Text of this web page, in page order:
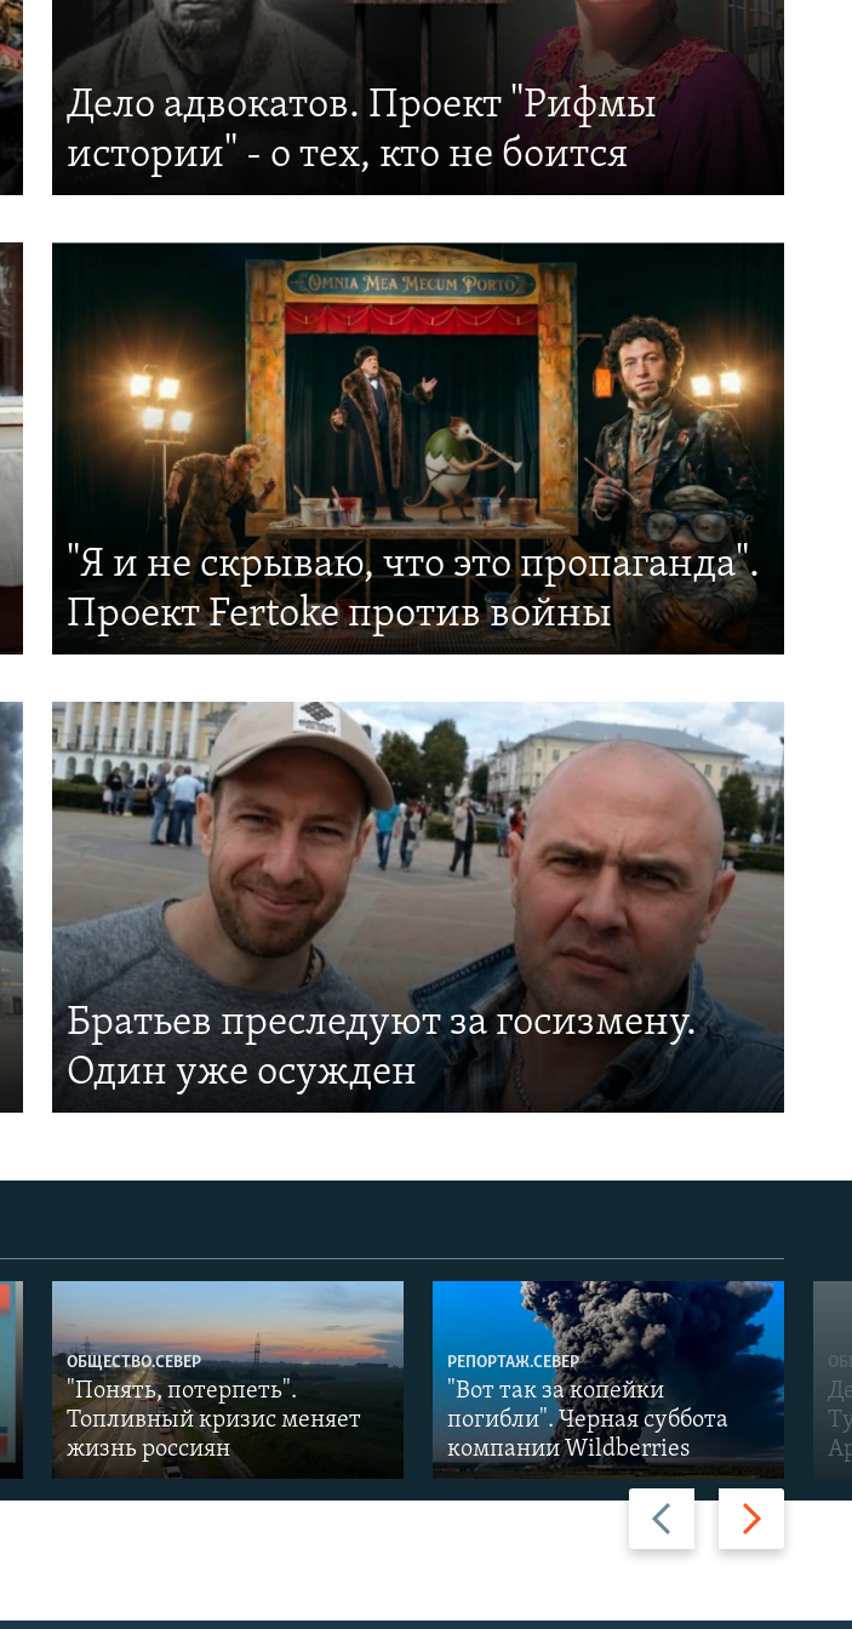
Дело адвокатов. Проект "Рифмы
истории" - о тех, кто не боится
"Я и не скрываю, что это пропаганда".
Проект Fertoke против войны
Братьев преследуют за госизмену.
Один уже осужден
Назад Вперед
ОБЩЕСТВО.СЕВЕР
"Понять, потерпеть".
Топливный кризис меняет
жизнь россиян
РЕПОРТАЖ.СЕВЕР
"Вот так за копейки
погибли". Черная суббота
компании Wildberries